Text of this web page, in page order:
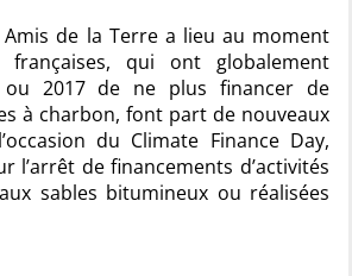
Amis de la Terre a lieu au moment
qui ont globalement
ou 2017 de ne plus financer de
à charbon, font part de nouveaux
du Climate Finance Day,
l’arrêt de financements d’activités
sables bitumineux ou réalisées